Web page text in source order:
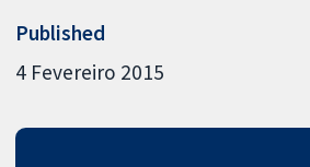
Published
4 Fevereiro 2015